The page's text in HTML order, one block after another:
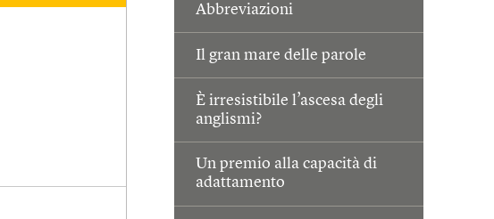
Abbreviazioni
Il gran mare delle parole
È irresistibile l’ascesa degli
anglismi?
Un premio alla capacità di
adattamento